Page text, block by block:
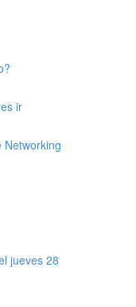
ir
Networking
jueves 28